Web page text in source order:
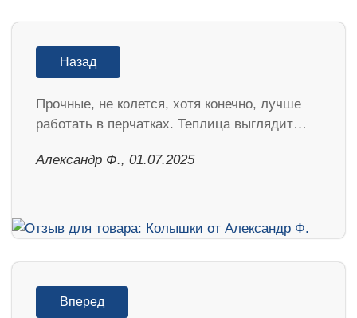
Назад
Прочные, не колется, хотя конечно, лучше
работать в перчатках. Теплица выглядит…
Александр Ф., 01.07.2025
Вперед